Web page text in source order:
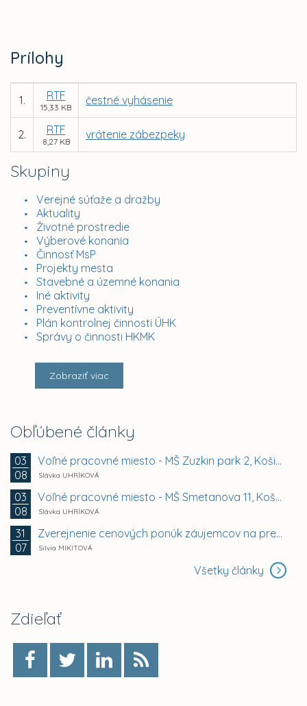
Skupiny
Verejné súťaže a dražby
Aktuality
Životné prostredie
Výberové konania
Činnosť MsP
Projekty mesta
Stavebné a územné konania
Iné aktivity
Preventívne aktivity
Plán kontrolnej činnosti ÚHK
Správy o činnosti HKMK
Zobraziť viac
Obľúbené články
03
08
Voľné pracovné miesto - MŠ Zuzkin park 2, Košice -...
Slávka UHRÍKOVÁ
03
08
Voľné pracovné miesto - MŠ Smetanova 11, Košice -...
Slávka UHRÍKOVÁ
31
07
Zverejnenie cenových ponúk záujemcov na prenájom...
Silvia MIKITOVÁ
Všetky články
Zdieľať
Prílohy
1. RTF
15,33 KB
čestné vyhásenie
2. RTF
8,27 KB
vrátenie zábezpeky